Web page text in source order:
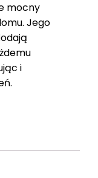
mocny
Jego
i